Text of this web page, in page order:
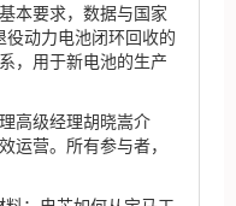
本要求，数据与国家
役动力电池闭环回收的
，用于新电池的生产
高级经理胡晓嵩介
运营。所有参与者，